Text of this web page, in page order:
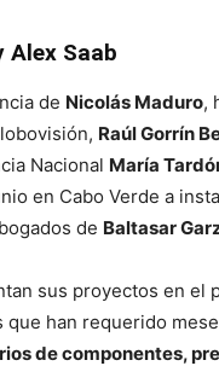
Alex Saab
de Nicolás Maduro,
Raúl Gorrín
Nacional María
en Cabo Verde a
de Baltasar
sus proyectos en el
han requerido
de componentes,